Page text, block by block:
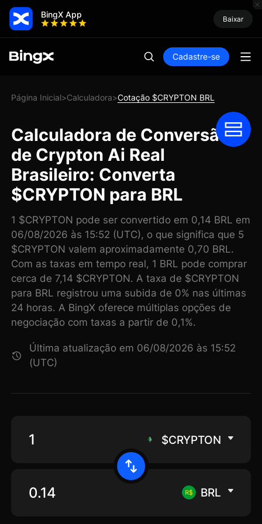
BingX App Baixar
Cadastre-se
Página Inicial>Calculadora>Cotação $CRYPTON BRL
Calculadora de Conversão
de Crypton Ai Real
Brasileiro: Converta
$CRYPTON para BRL
1 $CRYPTON pode ser convertido em 0,14 BRL em
06/08/2026 às 15:52 (UTC), o que significa que 5
$CRYPTON valem aproximadamente 0,70 BRL.
Com as taxas em tempo real, 1 BRL pode comprar
cerca de 7,14 $CRYPTON. A taxa de $CRYPTON
para BRL registrou uma subida de 0% nas últimas
24 horas. A BingX oferece múltiplas opções de
negociação com taxas a partir de 0,1%.
Última atualização em 06/08/2026 às 15:52
(UTC)
$CRYPTON
BRL